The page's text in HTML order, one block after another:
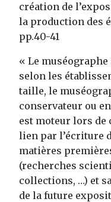
création de
la production des
pp.40-41
« Le muséographe
selon les
taille, le
conservateur ou
est moteur lors de
lien par l’écriture
matières
(recherches
collections, …) et
de la future